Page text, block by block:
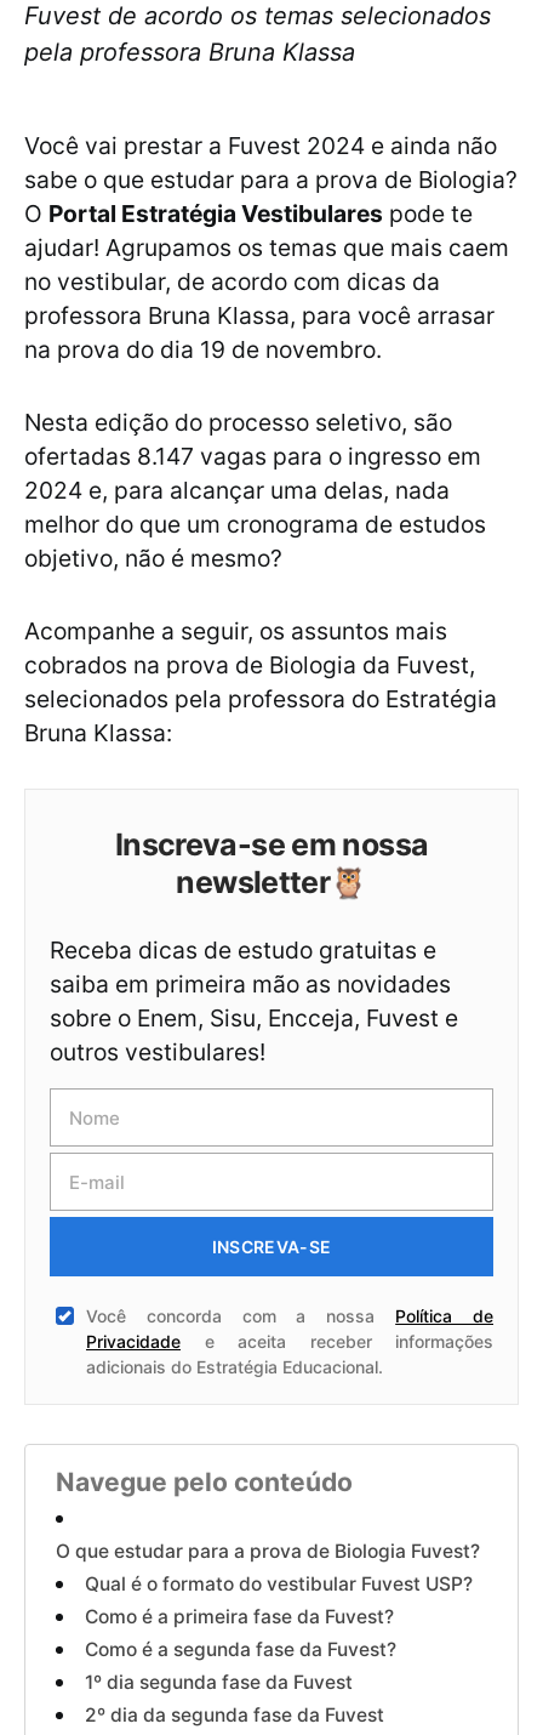
Fuvest de acordo os temas selecionados
pela professora Bruna Klassa
Você vai prestar a Fuvest 2024 e ainda não
sabe o que estudar para a prova de Biologia?
O Portal Estratégia Vestibulares pode te
ajudar! Agrupamos os temas que mais caem
no vestibular, de acordo com dicas da
professora Bruna Klassa, para você arrasar
na prova do dia 19 de novembro.
Nesta edição do processo seletivo, são
ofertadas 8.147 vagas para o ingresso em
2024 e, para alcançar uma delas, nada
melhor do que um cronograma de estudos
objetivo, não é mesmo?
Acompanhe a seguir, os assuntos mais
cobrados na prova de Biologia da Fuvest,
selecionados pela professora do Estratégia
Bruna Klassa:
Inscreva-se em nossa
newsletter🦉
Receba dicas de estudo gratuitas e
saiba em primeira mão as novidades
sobre o Enem, Sisu, Encceja, Fuvest e
outros vestibulares!
INSCREVA-SE
Você concorda com a nossa Política de
Privacidade e aceita receber informações
adicionais do Estratégia Educacional.
Navegue pelo conteúdo
O que estudar para a prova de Biologia Fuvest?
Qual é o formato do vestibular Fuvest USP?
Como é a primeira fase da Fuvest?
Como é a segunda fase da Fuvest?
1º dia segunda fase da Fuvest
2º dia da segunda fase da Fuvest